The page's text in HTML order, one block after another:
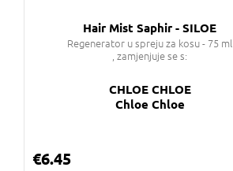
Hair Mist Saphir - SILOE
Regenerator u spreju za kosu - 75 ml
, zamjenjuje se s:
CHLOE CHLOE
Chloe Chloe
€6.45